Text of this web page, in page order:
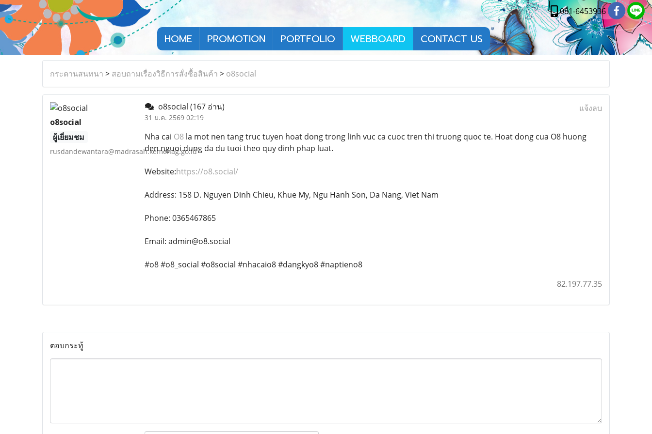
081-6453936
HOME PROMOTION PORTFOLIO WEBBOARD CONTACT US
กระดานสนทนา > สอบถามเรื่องวิธีการสั่งซื้อสินค้า > o8social
o8social
ผู้เยี่ยมชม
rusdandewantara@madrasah.kemenag.go.id
o8social (167 อ่าน)
31 ม.ค. 2569 02:19
แจ้งลบ
Nha cai O8la mot nen tang truc tuyen hoat dong trong linh vuc ca cuoc tren thi truong quoc te. Hoat dong cua O8 huong
den nguoi dung da du tuoi theo quy dinh phap luat.
Website:https://o8.social/
Address: 158 D. Nguyen Dinh Chieu, Khue My, Ngu Hanh Son, Da Nang, Viet Nam
Phone: 0365467865
Email: admin@o8.social
#o8 #o8_social #o8social #nhacaio8 #dangkyo8 #naptieno8
82.197.77.35
ตอบกระทู้